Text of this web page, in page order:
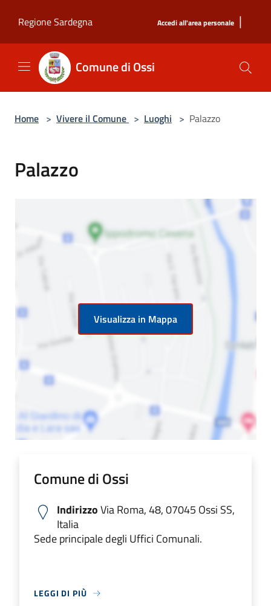
Regione Sardegna
Accedi all'area personale |
Comune di Ossi
Home > Vivere il Comune > Luoghi > Palazzo
Palazzo
Visualizza in Mappa
Comune di Ossi
IndirizzoVia Roma, 48, 07045 Ossi SS,
Italia
Sede principale degli Uffici Comunali.
LEGGI DI PIÙ